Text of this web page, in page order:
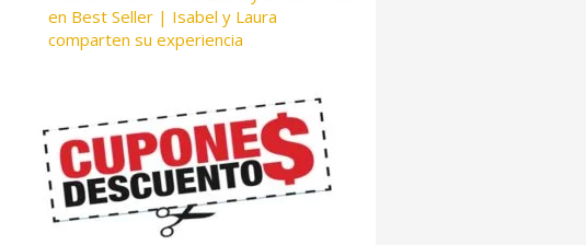
en Best Seller | Isabel y Laura
comparten su experiencia